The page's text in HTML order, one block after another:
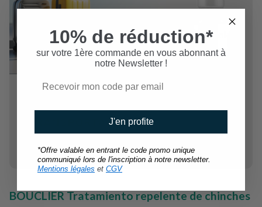
BOUCLIER Tratamiento repelente de chinches
10% de réduction*
sur votre 1ère commande en vous abonnant à
notre Newsletter !
J'en profite
*Offre valable en entrant le code promo unique
communiqué lors de l'inscription à notre newsletter.
Mentions légales et CGV